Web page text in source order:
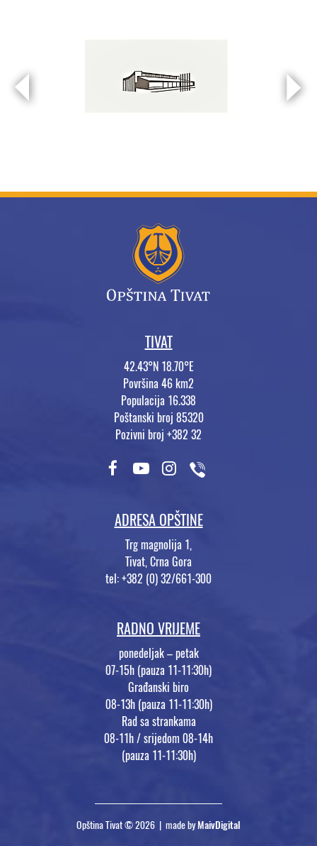
TIVAT
42.43°N 18.70°E
Površina 46 km2
Populacija 16.338
Poštanski broj 85320
Pozivni broj +382 32
ADRESA OPŠTINE
Trg magnolija 1,
Tivat, Crna Gora
tel: +382 (0) 32/661-300
RADNO VRIJEME
ponedeljak – petak
07-15h (pauza 11-11:30h)
Građanski biro
08-13h (pauza 11-11:30h)
Rad sa strankama
08-11h / srijedom 08-14h
(pauza 11-11:30h)
Opština Tivat © 2026 | made byMaivDigital